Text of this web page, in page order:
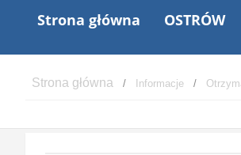
Strona główna OSTRÓW
Informacje